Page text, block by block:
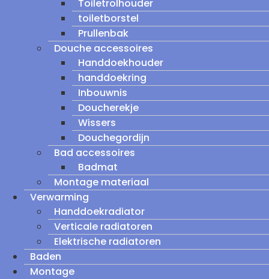
Toiletrolhouder
toiletborstel
Prullenbak
Douche accessoires
Handdoekhouder
handdoekring
Inbouwnis
Doucherekje
Wissers
Douchegordijn
Bad accessoires
Badmat
Montage materiaal
Verwarming
Handdoekradiator
Verticale radiatoren
Elektrische radiatoren
Baden
Montage